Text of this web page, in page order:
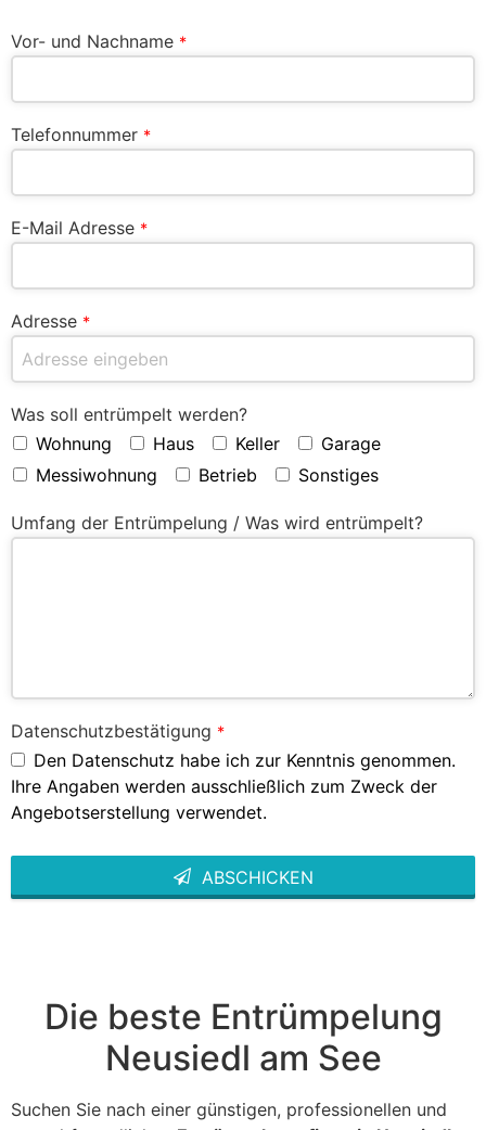
Vor- und Nachname *
Telefonnummer *
E-Mail Adresse *
Adresse *
Was soll entrümpelt werden?
Wohnung
Haus Keller
Garage
Messiwohnung
Betrieb Sonstiges
Umfang der Entrümpelung / Was wird entrümpelt?
Datenschutzbestätigung *
Den Datenschutz habe ich zur Kenntnis genommen.
Ihre Angaben werden ausschließlich zum Zweck der
Angebotserstellung verwendet.
ABSCHICKEN
Die beste Entrümpelung
Neusiedl am See
Suchen Sie nach einer günstigen, professionellen und